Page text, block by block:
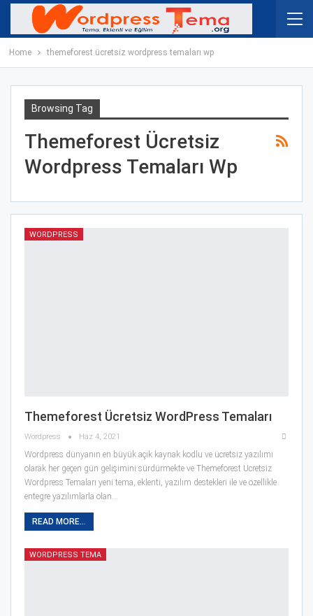
Home themeforest ücretsiz wordpress temaları wp
Browsing Tag
Themeforest Ücretsiz
Wordpress Temaları Wp
WORDPRESS
Themeforest Ücretsiz WordPress Temaları
Wordpress Haz 4, 2021
Wordpress dünyanın en büyük açık kaynak kodlu ve ücretsiz yazılımı
olarak her geçen gün gelişimini sürdürmekte ve Themeforest Ücretsiz
Wordpress Temaları yeni tema, eklenti, yazılım destekleri ile ve özellikle
entegre yazılımlarla olan…
READ MORE...
WORDPRESS TEMA